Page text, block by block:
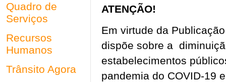
Quadro de
Serviços
Recursos
Humanos
Trânsito Agora
ATENÇÃO!
Em virtude da
dispõe sobre a
estabelecimentos
pandemia do COVID-19